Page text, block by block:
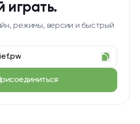
играть.
режимы, версии и быстрый